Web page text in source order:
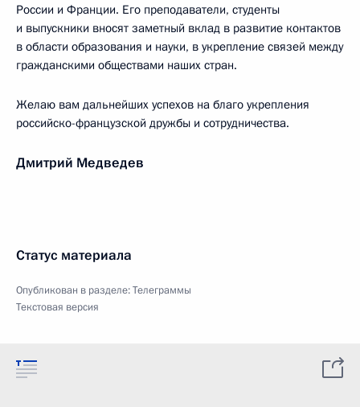
России и Франции. Его преподаватели, студенты
и выпускники вносят заметный вклад в развитие контактов
в области образования и науки, в укрепление связей между
гражданскими обществами наших стран.
Желаю вам дальнейших успехов на благо укрепления
российско-французской дружбы и сотрудничества.
Дмитрий Медведев
Статус материала
Опубликован в разделе:Телеграммы
Текстовая версия